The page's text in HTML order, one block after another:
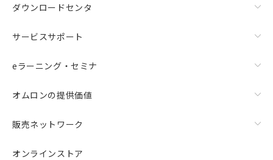
ダウンロードセンタ
サービスサポート
eラーニング・セミナ
オムロンの提供価値
販売ネットワーク
オンラインストア